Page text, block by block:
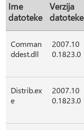
Ime
datoteke
Verzija
datoteke
Comman
ddest.dll
2007.10
0.1823.0
Distrib.ex
e
2007.10
0.1823.0